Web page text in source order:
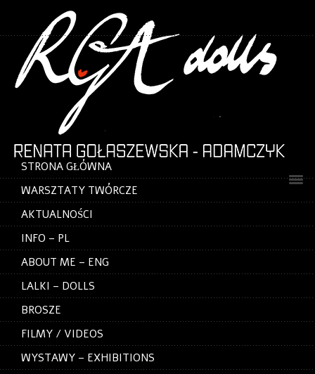
STRONA GŁÓWNA
WARSZTATY TWÓRCZE
AKTUALNOŚCI
INFO – PL
ABOUT ME – ENG
LALKI – DOLLS
BROSZE
FILMY / VIDEOS
WYSTAWY – EXHIBITIONS